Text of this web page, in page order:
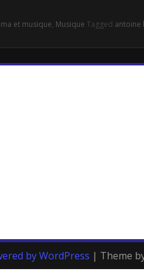
et musique, Musique Tagged antoine
by WordPress | Theme